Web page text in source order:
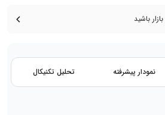
باشید
نمودار پیشرفته تحلیل تکنیکال